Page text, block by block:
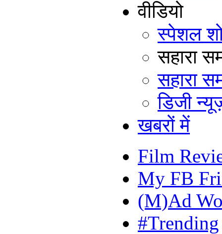
वीडियो
स्पेशल
सहारा
सहारा
डिजी
खबरों में
Film
My FB
(M)Ad
#Trending